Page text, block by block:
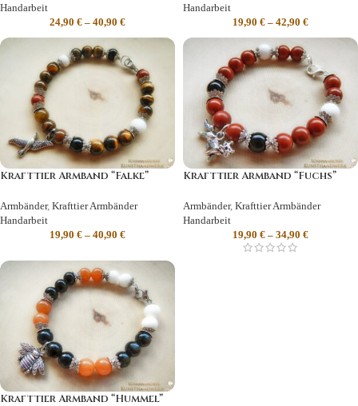
Handarbeit
24,90 € – 40,90 €
Handarbeit
19,90 € – 42,90 €
Krafttier Armband “Falke”
Armbänder, Krafttier Armbänder
Handarbeit
19,90 € – 40,90 €
Krafttier Armband “Fuchs”
Armbänder, Krafttier Armbänder
Handarbeit
19,90 € – 34,90 €
Krafttier Armband “Hummel”